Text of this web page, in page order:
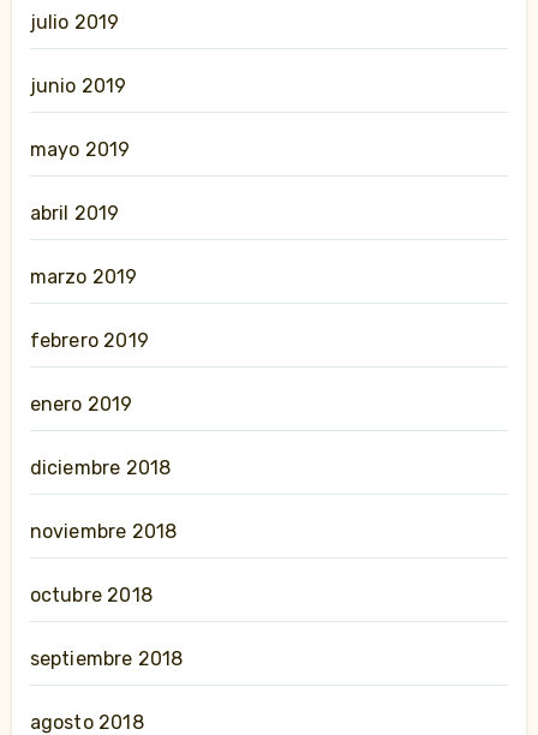
julio 2019
junio 2019
mayo 2019
abril 2019
marzo 2019
febrero 2019
enero 2019
diciembre 2018
noviembre 2018
octubre 2018
septiembre 2018
agosto 2018